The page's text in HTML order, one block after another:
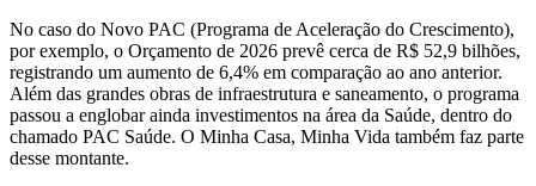
No caso do Novo PAC (Programa de Aceleração do Crescimento),
por exemplo, o Orçamento de 2026 prevê cerca de R$ 52,9 bilhões,
registrando um aumento de 6,4% em comparação ao ano anterior.
Além das grandes obras de infraestrutura e saneamento, o programa
passou a englobar ainda investimentos na área da Saúde, dentro do
chamado PAC Saúde. O Minha Casa, Minha Vida também faz parte
desse montante.